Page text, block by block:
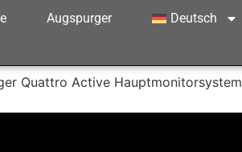
Augspurger Deutsch
Quattro Active Hauptmonitorsystem